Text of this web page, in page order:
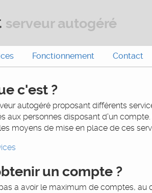
serveur autogéré
Fonctionnement Contact
c'est ?
autogéré proposant différents
aux personnes disposant d'un
moyens de mise en place de ces
un compte ?
a avoir le maximum de comptes, au